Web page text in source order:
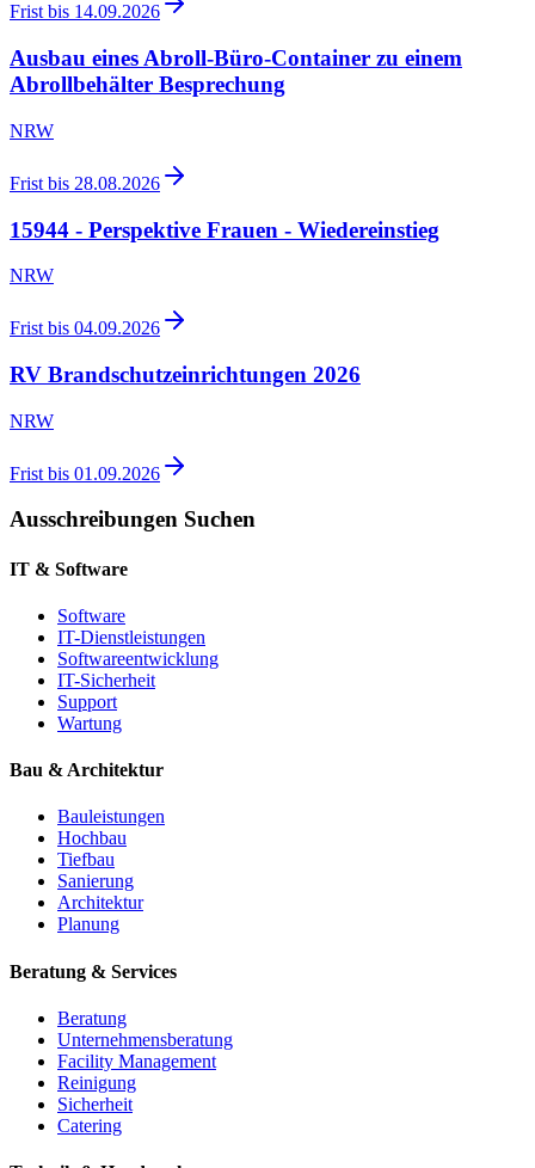
Frist bis 14.09.2026
Ausbau eines Abroll-Büro-Container zu einem
Abrollbehälter Besprechung
NRW
Frist bis 28.08.2026
15944 - Perspektive Frauen - Wiedereinstieg
NRW
Frist bis 04.09.2026
RV Brandschutzeinrichtungen 2026
NRW
Frist bis 01.09.2026
Ausschreibungen Suchen
IT & Software
Software
IT-Dienstleistungen
Softwareentwicklung
IT-Sicherheit
Support
Wartung
Bau & Architektur
Bauleistungen
Hochbau
Tiefbau
Sanierung
Architektur
Planung
Beratung & Services
Beratung
Unternehmensberatung
Facility Management
Reinigung
Sicherheit
Catering